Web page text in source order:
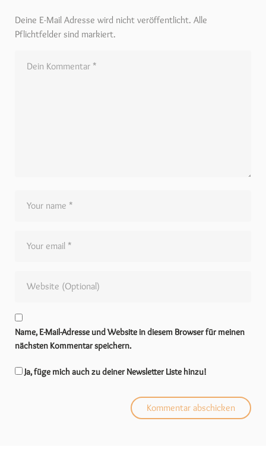
Deine E-Mail Adresse wird nicht veröffentlicht. Alle
Pflichtfelder sind markiert.
Name, E-Mail-Adresse und Website in diesem Browser für meinen
nächsten Kommentar speichern.
Ja, füge mich auch zu deiner Newsletter Liste hinzu!